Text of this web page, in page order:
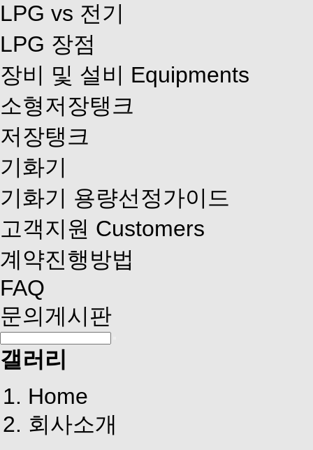
LPG vs 전기
LPG 장점
장비 및 설비
Equipments
소형저장탱크
저장탱크
기화기
기화기 용량선정가이드
고객지원 Customers
계약진행방법
FAQ
문의게시판
갤러리
Home
회사소개